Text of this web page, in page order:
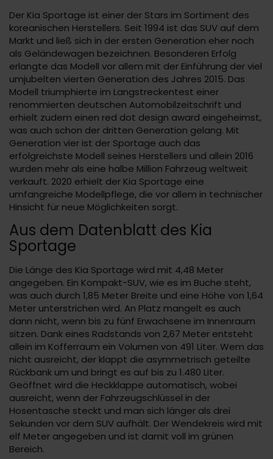
Der Kia Sportage ist einer der Stars im Sortiment des
koreanischen Herstellers. Seit 1994 ist das SUV auf dem
Markt und ließ sich in der ersten Generation eher noch
als Geländewagen bezeichnen. Besonderen Erfolg
erlangte das Modell vor allem mit der Einführung der viel
umjubelten vierten Generation des Jahres 2015. Das
Modell triumphierte im Langstreckentest einer
renommierten deutschen Automobilzeitschrift und
erhielt zudem einen red dot design award eingeheimst,
was auch schon der dritten Generation gelang. Mit
Generation vier ist der Sportage auch das
erfolgreichste Modell seines Herstellers und allein 2016
wurden mehr als eine halbe Million Fahrzeug weltweit
verkauft. 2020 erhielt der Kia Sportage eine
umfangreiche Modellpflege, die vor allem in technischer
Hinsicht für neue Möglichkeiten sorgt.
Aus dem Datenblatt des Kia
Sportage
Die Länge des Kia Sportage wird mit 4,48 Meter
angegeben. Ein Kompakt-SUV, wie es im Buche steht,
was auch durch 1,85 Meter Breite und eine Höhe von 1,64
Meter unterstrichen wird. An Platz mangelt es auch
dann nicht, wenn bis zu fünf Erwachsene im Innenraum
sitzen. Dank eines Radstands von 2,67 Meter entsteht
allein im Kofferraum ein Volumen von 491 Liter. Wem das
nicht ausreicht, der klappt die asymmetrisch geteilte
Rückbank um und bringt es auf bis zu 1.480 Liter.
Geöffnet wird die Heckklappe automatisch, wobei
ausreicht, wenn der Fahrzeugschlüssel in der
Hosentasche steckt und man sich länger als drei
Sekunden vor dem SUV aufhält. Der Wendekreis wird mit
elf Meter angegeben und ist damit voll im grünen
Bereich.